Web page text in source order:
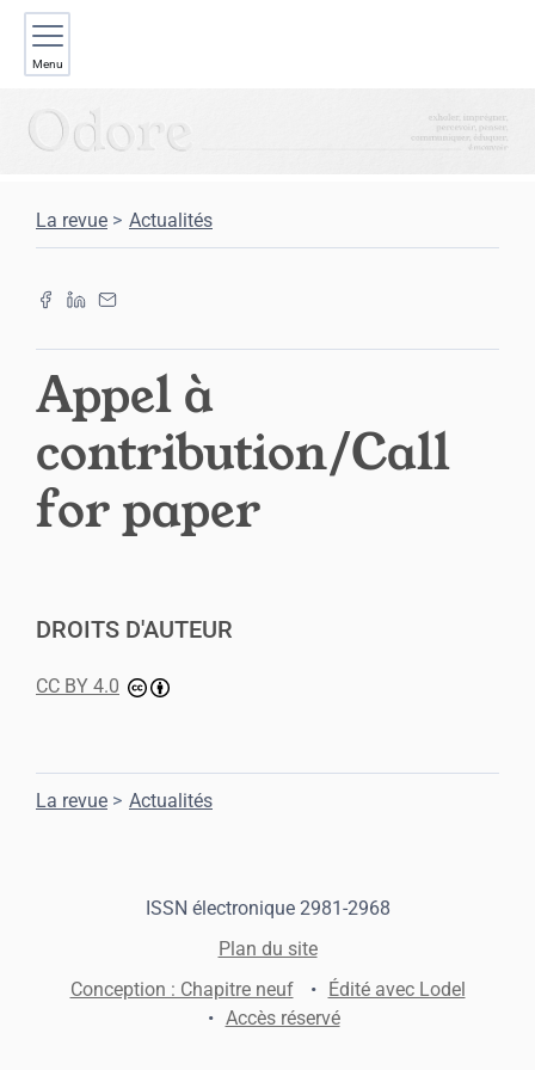
Menu
La revue Actualités
Appel à
contribution/Call
for paper
DROITS D'AUTEUR
CC BY 4.0
La revue Actualités
ISSN électronique 2981-2968
Plan du site
Conception : Chapitre neuf
Édité avec Lodel
Accès réservé